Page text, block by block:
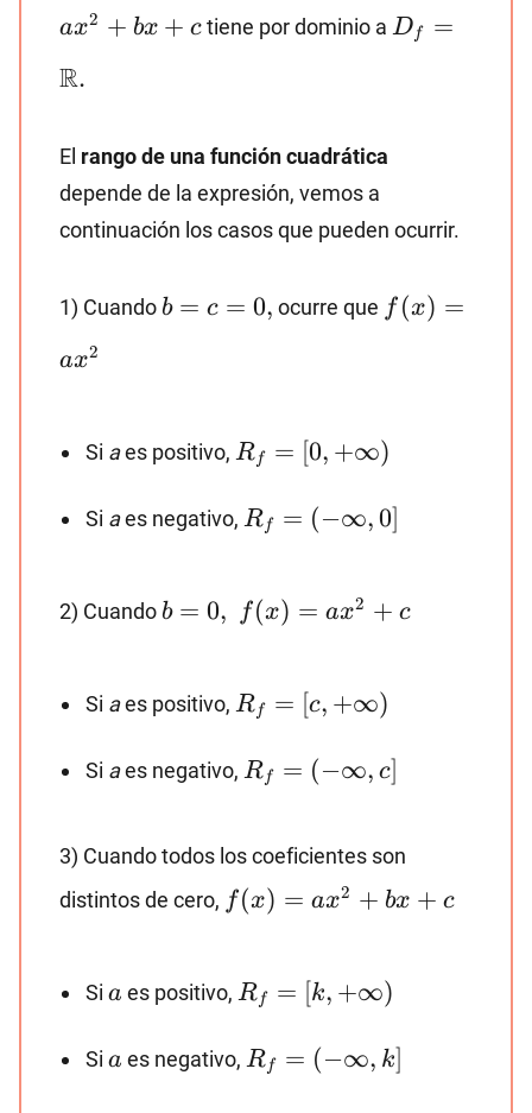
ax2 + bx + ctiene por dominio a D f =
R.
El rango de una función cuadrática
depende de la expresión, vemos a
continuación los casos que pueden ocurrir.
1) Cuando b=c=0,
b = c = 0, ocurre que f(x)=ax^2
f (x) =
ax2
Si aes positivo, R_f=
[0,
+∞)
R f = [0, +∞)
Si aes negativo, R_f=
(-∞,
R f = (−∞,0]
2) Cuando b=0,~f(x)=ax^2+c
b = 0, f (x) = ax2 + c
Si aes positivo, R_f=
[c,
+∞)
R f = [c, +∞)
Si aes negativo, R_f=
(-∞ ,
R f = (−∞, c]
3) Cuando todos los coeficientes son
distintos de cero, f(x)=ax^2+bx+c
f(x) = ax2 + bx + c
Si a
a es positivo, R_f=
[k,+∞)
R f = [k, +∞)
Si a
a es negativo, R_f=
R f = (−∞, k]